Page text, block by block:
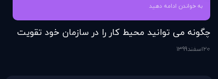
به خواندن ادامه دهید
چگونه می توانید محیط کار را در سازمان خود تقویت
کنید؟
20اسفند1399